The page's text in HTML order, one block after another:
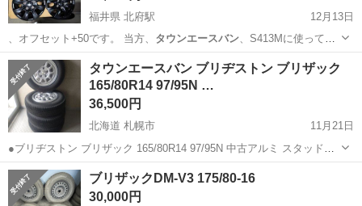
福井県 北府駅
12月13日
、オフセット+50です。 当方、 タウンエースバン、S413Mに使ってま
した。ライ…
福井 越前市 北府駅 タイヤ、ホイール
タウンエースバン
タウンエースバン ブリヂストン ブリザック
165/80R14 97/95N …
36,500円
北海道 札幌市
11月21日
●ブリヂストン ブリザック 165/80R14 97/95N 中古アルミ スタッドレ
スセット ●製造年２０２０ ●タイヤサイズ１６５Ｒ１３ ＬＴ 8PR ●お
引き渡しは平日のみとなります。
北海道 札幌市 タイヤ、ホイール
ブリザックDM-V3 175/80-16
30,000円